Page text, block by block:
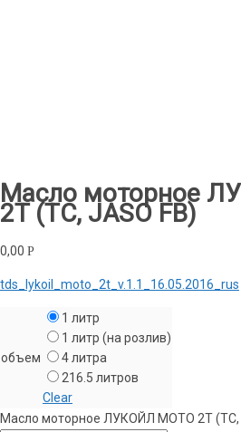
Масло моторное
2T (ТС, JASO FB)
0,00 Р
tds_lykoil_moto_2t_v.1.1_16.05.2016_rus
объем
1 литр
1 литр (на розлив)
4 литра
216.5 литров
Clear
Масло моторное ЛУКОЙЛ МОТО 2T (ТС,